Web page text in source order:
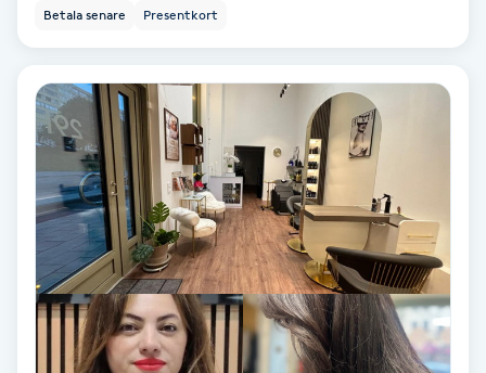
Föning
Gel naglar
Gelenaglar
Gellack
Gellack med förstärkning
Betala senare Presentkort